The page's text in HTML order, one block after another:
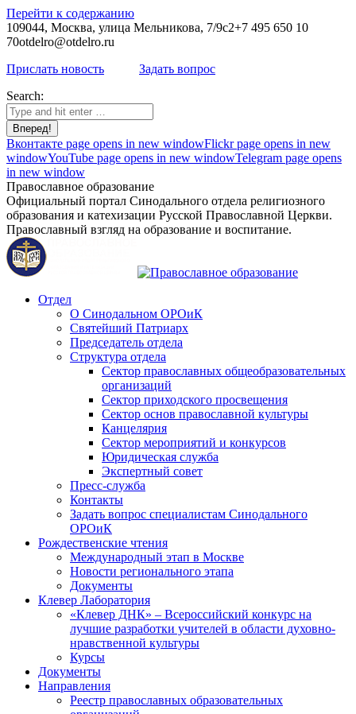
Перейти к содержанию
109044, Москва, улица Мельникова, 7/9с2+7 495 650 10
70otdelro@otdelro.ru
Прислать новость
Задать вопрос
Search:
Вконтакте page opens in new windowFlickr page opens in new
windowYouTube page opens in new windowTelegram page opens
in new window
Православное образование
Официальный портал Синодального отдела религиозного
образования и катехизации Русской Православной Церкви.
Православный взгляд на образование и воспитание.
Отдел
О Синодальном ОРОиК
Святейший Патриарх
Председатель отдела
Структура отдела
Сектор православных общеобразовательных
организаций
Сектор приходского просвещения
Сектор основ православной культуры
Канцелярия
Сектор мероприятий и конкурсов
Юридическая служба
Экспертный совет
Пресс-служба
Контакты
Задать вопрос специалистам Синодального
ОРОиК
Рождественские чтения
Международный этап в Москве
Новости регионального этапа
Документы
Клевер Лаборатория
«Клевер ДНК» – Всероссийский конкурс на
лучшие разработки учителей в области духовно-
нравственной культуры
Курсы
Документы
Направления
Реестр православных образовательных